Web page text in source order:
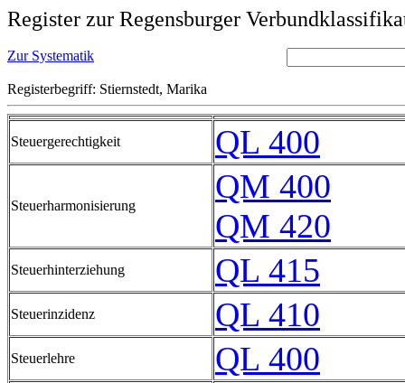
Register zur Regensburger
Zur Systematik
Registerbegriff: Stiernstedt, Marika
Steuergerechtigkeit QL 400
Steuerharmonisierung
QM 400
QM 420
Steuerhinterziehung QL 415
Steuerinzidenz QL 410
Steuerlehre QL 400